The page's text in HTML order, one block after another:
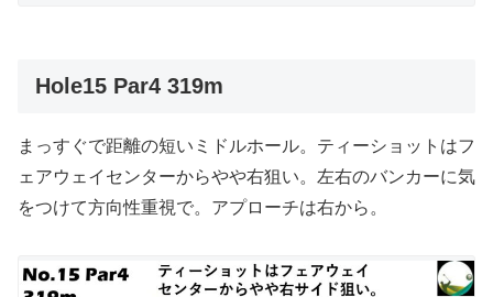
Hole15 Par4 319m
まっすぐで距離の短いミドルホール。ティーショットはフ
ェアウェイセンターからやや右狙い。左右のバンカーに気
をつけて方向性重視で。アプローチは右から。